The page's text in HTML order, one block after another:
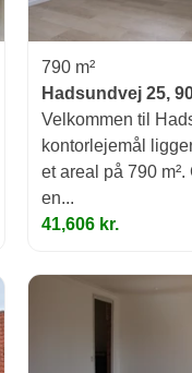
790 m²
Hadsundvej 25,
Velkommen til
kontorlejemål
et areal på 790
en...
41,606 kr.